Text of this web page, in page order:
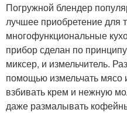
Погружной блендер
лучшее приобретение для
многофункциональные
прибор сделан по
миксер, и измельчитель.
помощью измельчать мясо
взбивать крем и нежную
даже размалывать